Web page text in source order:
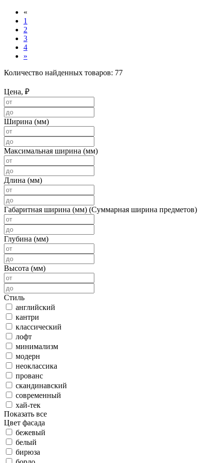
«
1
2
3
4
»
Количество найденных товаров: 77
Цена, ₽
Ширина (мм)
Максимальная ширина (мм)
Длина (мм)
Габаритная ширина (мм) (Суммарная ширина предметов)
Глубина (мм)
Высота (мм)
Стиль
английский
кантри
классический
лофт
минимализм
модерн
неоклассика
прованс
скандинавский
современный
хай-тек
Показать все
Цвет фасада
бежевый
белый
бирюза